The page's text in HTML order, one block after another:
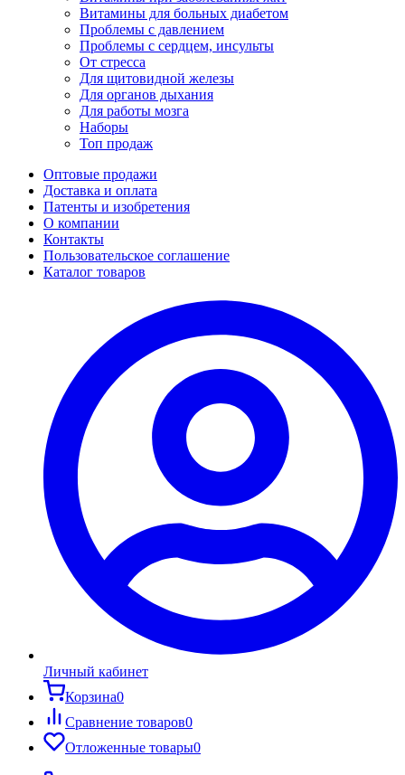
Витамины для больных диабетом
Проблемы с давлением
Проблемы с сердцем, инсульты
От стресса
Для щитовидной железы
Для органов дыхания
Для работы мозга
Наборы
Топ продаж
Оптовые продажи
Доставка и оплата
Патенты и изобретения
О компании
Контакты
Пользовательское соглашение
Каталог товаров
Личный кабинет
Корзина0
Сравнение товаров0
Отложенные товары0